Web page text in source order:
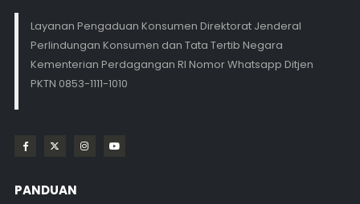
Layanan Pengaduan Konsumen Direktorat Jenderal
Perlindungan Konsumen dan Tata Tertib Negara
Kementerian Perdagangan RI Nomor Whatsapp Ditjen
PKTN 0853-1111-1010
PANDUAN